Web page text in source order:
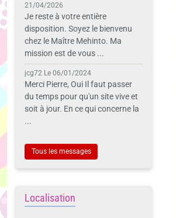
21/04/2026
Je reste à votre entière
disposition. Soyez le bienvenu
chez le Maître Mehinto. Ma
mission est de vous ...
jcg72 Le 06/01/2024
Merci Pierre, Oui Il faut passer
du temps pour qu'un site vive et
soit à jour. En ce qui concerne la
...
Tous les messages
Localisation